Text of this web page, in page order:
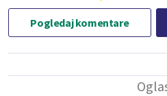
Pogledaj komentare